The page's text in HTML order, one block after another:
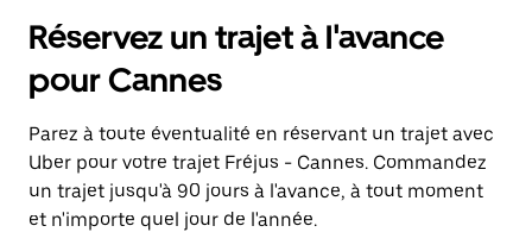
Réservez un trajet à l'avance
pour Cannes
Parez à toute éventualité en réservant un trajet avec
Uber pour votre trajet Fréjus - Cannes. Commandez
un trajet jusqu'à 90 jours à l'avance, à tout moment
et n'importe quel jour de l'année.